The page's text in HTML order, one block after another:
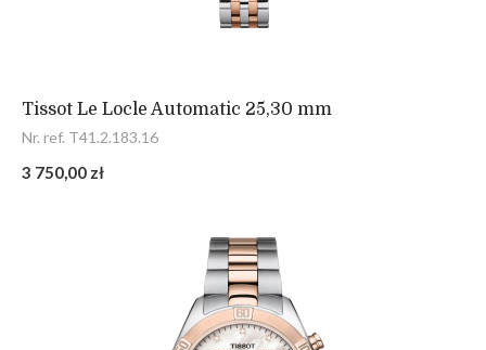
Tissot Le Locle Automatic 25,30 mm
Nr. ref. T41.2.183.16
3 750,00 zł